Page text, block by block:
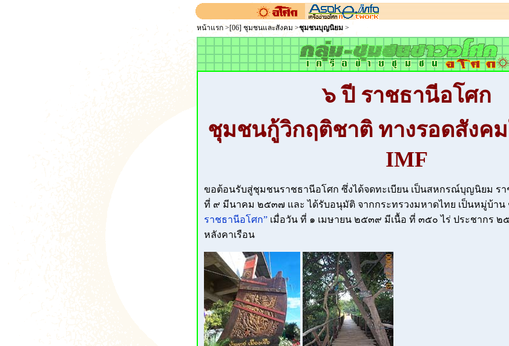
หน้าแรก>[06] ชุมชนและสังคม >ชุมชนบุญนิยม>
๖ ปี ราชธานีอโศก
ชุมชนกู้วิกฤติชาติ ทางรอดสังค
IMF
ขอต้อนรับสู่ชุมชนราชธานีอโศก ซึ่งได้จดทะเบียน เป็นสหกรณ์บุญนิยม รา
ที่ ๙ มีนาคม ๒๕๓๗ และ ได้รับอนุมัติ จากกระทรวงมหาดไทย เป็นหมู่บ้าน
ราชธานีอโศก”เมื่อวัน ที่ ๑ เมษายน ๒๕๓๙ มีเนื้อ ที่ ๓๕๐ ไร่ ประชากร ๒
หลังคาเรือน